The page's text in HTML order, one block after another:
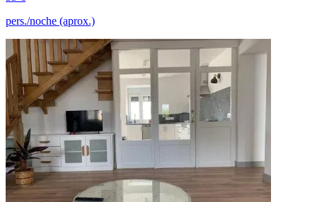
pers./noche (aprox.)